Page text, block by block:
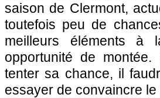
saison de Clermont,
toutefois peu de
meilleurs éléments à
opportunité de montée.
tenter sa chance, il
essayer de convaincre